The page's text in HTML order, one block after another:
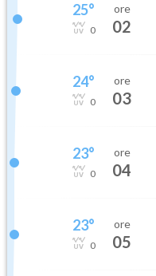
25°
0
ore
02
24°
0
ore
03
23°
0
ore
04
23°
0
ore
05